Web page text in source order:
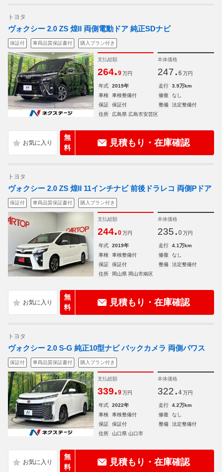
トヨタ
ヴォクシー 2.0 ZS 煌II 両側電動ドア 純正SDナビ
保証付 車両品質保証書付 購入プラン付き
支払総額
264.9 万円
本体価格
247. 6 万円
年式 2019年 走行
3.9万km
車検
車検整備付 修復
なし
保証
保証付 整備
法定整備付
住所
広島県 広島市安芸区
無
料
見積もり・在庫確認
トヨタ
ヴォクシー 2.0 ZS 煌II 11インチナビ 前後ドラレコ 両側Pドア
保証付 車両品質保証書付 購入プラン付き
支払総額
244.0 万円
本体価格
235. 0 万円
年式 2019年 走行
4.1万km
車検
車検整備付 修復
なし
保証
保証付 整備
法定整備付
住所
岡山県 岡山市南区
無
料
見積もり・在庫確認
トヨタ
ヴォクシー 2.0 S-G 純正10型ナビ バックカメラ 両側パワス
保証付 車両品質保証書付 購入プラン付き
支払総額
339.9 万円
本体価格
322. 4 万円
年式 2022年 走行
4.2万km
車検
車検整備付 修復
なし
保証
保証付 整備
法定整備付
住所
山口県 山口市
無
料
見積もり・在庫確認